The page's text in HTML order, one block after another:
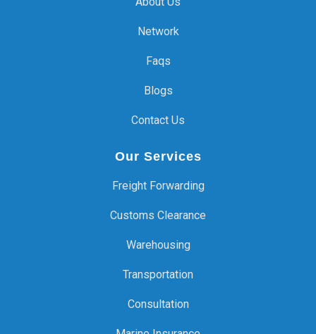
Network
Faqs
Blogs
Contact Us
Our Services
Freight Forwarding
Customs Clearance
Warehousing
Transportation
Consultation